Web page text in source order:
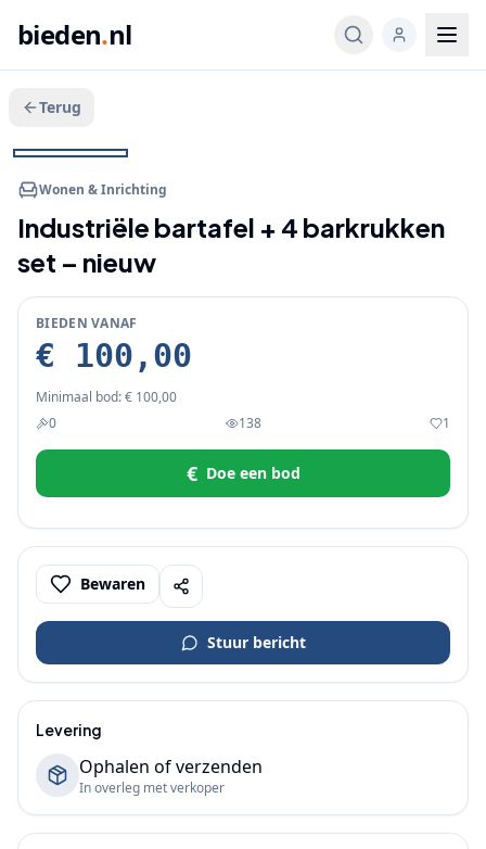
bieden.nl
Terug
Veeg voor meer
Wonen & Inrichting
Industriële bartafel + 4 barkrukken
set – nieuw
BIEDEN VANAF
€ 100,00
Minimaal bod:€ 100,00
0
138 1
€ Doe een bod
Bewaren
Stuur bericht
Levering
Ophalen of verzenden
In overleg met verkoper